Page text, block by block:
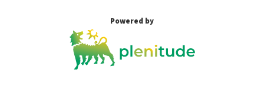
Powered by